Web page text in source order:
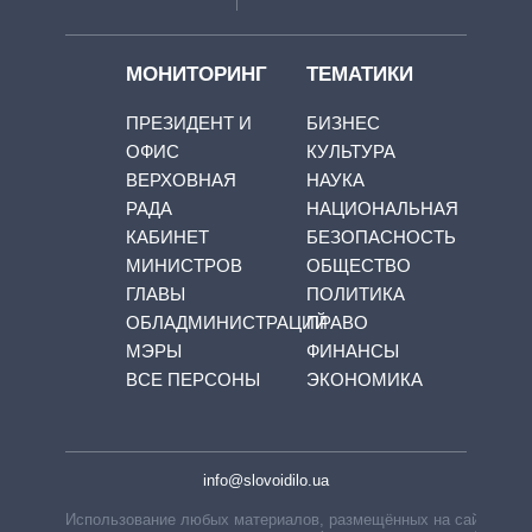
МОНИТОРИНГ
ПРЕЗИДЕНТ И
ОФИС
ВЕРХОВНАЯ
РАДА
КАБИНЕТ
МИНИСТРОВ
ГЛАВЫ
ОБЛАДМИНИСТРАЦИЙ
МЭРЫ
ВСЕ ПЕРСОНЫ
ТЕМАТИКИ
БИЗНЕС
КУЛЬТУРА
НАУКА
НАЦИОНАЛЬНАЯ
БЕЗОПАСНОСТЬ
ОБЩЕСТВО
ПОЛИТИКА
ПРАВО
ФИНАНСЫ
ЭКОНОМИКА
info@slovoidilo.ua
Использование любых материалов, размещённых на сайте,